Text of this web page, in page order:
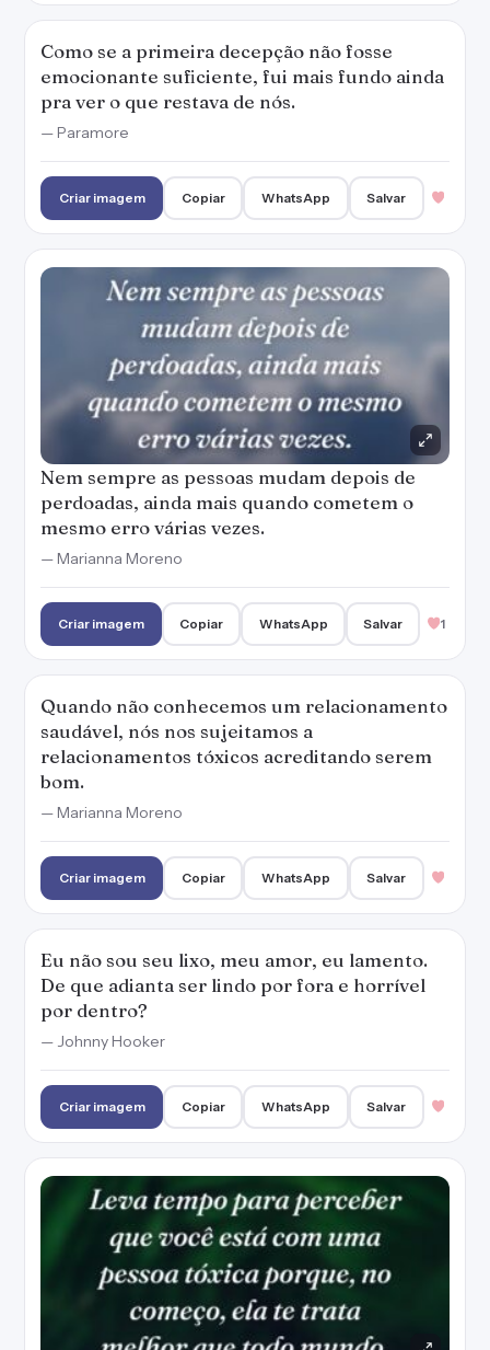
Como se a primeira decepção não fosse
emocionante suficiente, fui mais fundo ainda
pra ver o que restava de nós.
— Paramore
Criar imagem Copiar WhatsApp Salvar
Nem sempre as pessoas mudam depois de
perdoadas, ainda mais quando cometem o
mesmo erro várias vezes.
— Marianna Moreno
Criar imagem Copiar WhatsApp Salvar 1
Quando não conhecemos um relacionamento
saudável, nós nos sujeitamos a
relacionamentos tóxicos acreditando serem
bom.
— Marianna Moreno
Criar imagem Copiar WhatsApp Salvar
Eu não sou seu lixo, meu amor, eu lamento.
De que adianta ser lindo por fora e horrível
por dentro?
— Johnny Hooker
Criar imagem Copiar WhatsApp Salvar